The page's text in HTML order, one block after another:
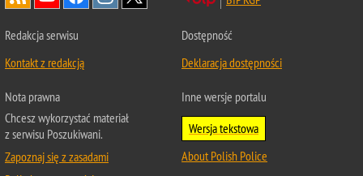
Redakcja serwisu
Kontakt z redakcją
Dostępność
Deklaracja dostępności
Nota prawna
Chcesz wykorzystać materiał
z serwisu Poszukiwani.
Zapoznaj się z zasadami
Inne wersje portalu
Wersja tekstowa
About Polish Police